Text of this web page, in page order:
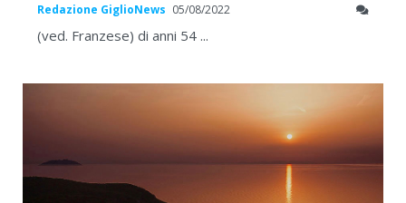
Redazione GiglioNews 05/08/2022
(ved. Franzese) di anni 54 ...